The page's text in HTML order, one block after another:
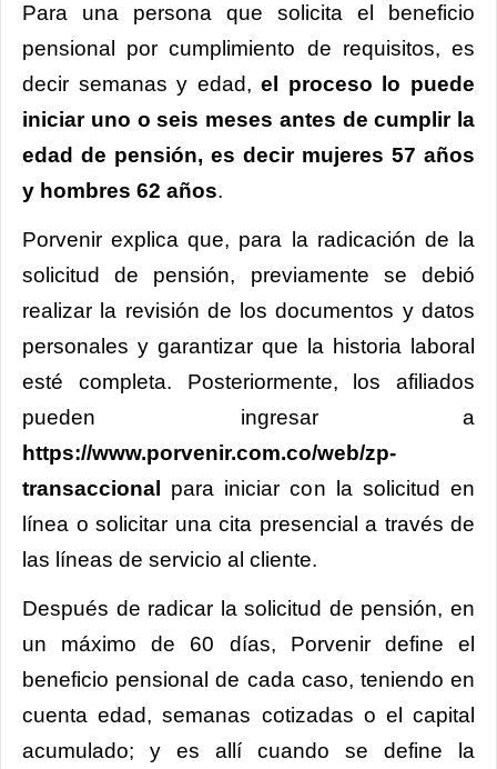
Para una persona que solicita el beneficio
pensional por cumplimiento de requisitos, es
decir semanas y edad,el proceso lo puede
iniciar uno o seis meses antes de cumplir la
edad de pensión, es decir mujeres 57 años
y hombres 62 años.
Porvenir explica que, para la radicación de la
solicitud de pensión, previamente se debió
realizar la revisión de los documentos y datos
personales y garantizar que la historia laboral
esté completa. Posteriormente, los afiliados
pueden ingresar a
https://www.porvenir.com.co/web/zp-
transaccional
para iniciar con la solicitud en
línea o solicitar una cita presencial a través de
las líneas de servicio al cliente.
Después de radicar la solicitud de pensión, en
un máximo de 60 días, Porvenir define el
beneficio pensional de cada caso, teniendo en
cuenta edad, semanas cotizadas o el capital
acumulado; y es allí cuando se define la